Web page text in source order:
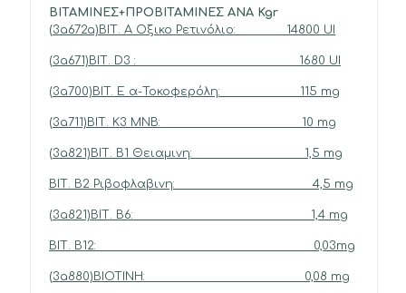
ΒΙΤΑΜΙΝΕΣ+ΠΡΟΒΙΤΑΜΙΝΕΣ ΑΝΑ Kgr
(3a672a)ΒΙΤ. Α Οξικο Ρετινόλιο: 14800 UI
(3a671)ΒΙΤ. D3 : 1680 UI
(3a700)BIT. Ε α-Τοκοφερόλη: 115 mg
(3a711)ΒΙΤ. Κ3 ΜΝΒ: 10 mg
(3a821)ΒΙΤ. Β1 Θειαμινη: 1,5 mg
ΒΙΤ. Β2 Ριβοφλαβινη: 4,5 mg
(3a821)ΒΙΤ. Β6: 1,4 mg
ΒΙΤ. Β12: 0,03mg
(3a880)BIOTINH: 0,08 mg